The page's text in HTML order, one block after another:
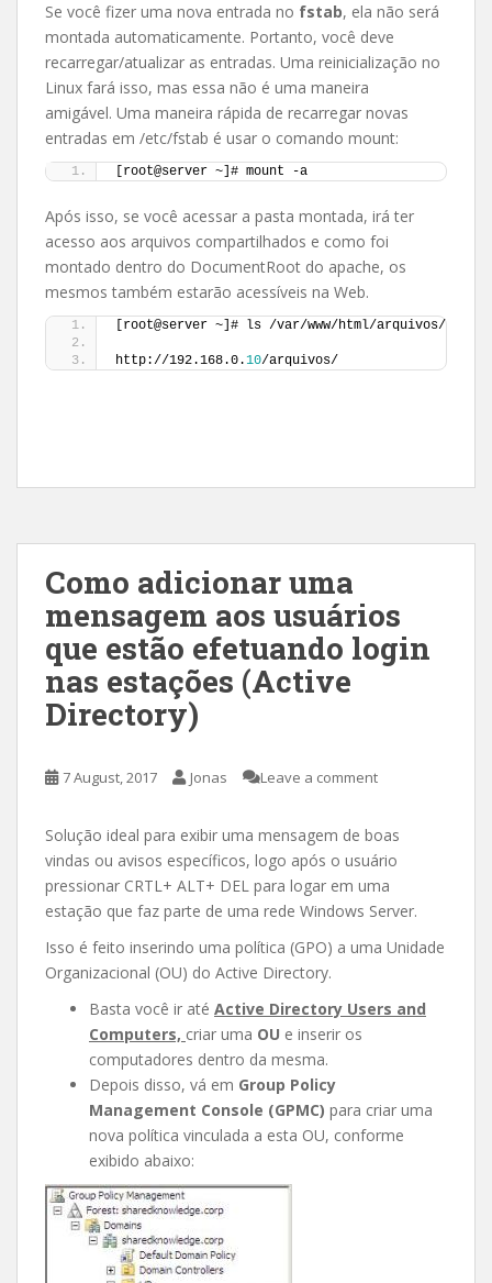
Se você fizer uma nova entrada no fstab, ela não será
montada automaticamente. Portanto, você deve
recarregar/atualizar as entradas. Uma reinicialização no
Linux fará isso, mas essa não é uma maneira
amigável. Uma maneira rápida de recarregar novas
entradas em /etc/fstab é usar o comando mount:
[root@server ~]# mount -a
Após isso, se você acessar a pasta montada, irá ter
acesso aos arquivos compartilhados e como foi
montado dentro do DocumentRoot do apache, os
mesmos também estarão acessíveis na Web.
[root@server ~]# ls /var/www/html/arquivos/
http://192.168.0.10/arquivos/
Como adicionar uma
mensagem aos usuários
que estão efetuando login
nas estações (Active
Directory)
7 August, 2017 Jonas Leave a comment
Solução ideal para exibir uma mensagem de boas
vindas ou avisos específicos, logo após o usuário
pressionar CRTL+ ALT+ DEL para logar em uma
estação que faz parte de uma rede Windows Server.
Isso é feito inserindo uma política (GPO) a uma Unidade
Organizacional (OU) do Active Directory.
Basta você ir até Active Directory Users and
Computers, criar uma OU e inserir os
computadores dentro da mesma.
Depois disso, vá em Group Policy
Management Console (GPMC) para criar uma
nova política vinculada a esta OU, conforme
exibido abaixo: